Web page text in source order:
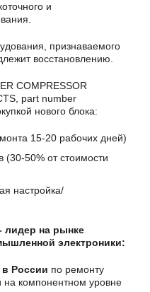
и
признаваемого
восстановлению.
COMPRESSOR
part number
нового блока:
15-20 рабочих дней)
50% от стоимости
настройка/
лидер на рынке
электроники:
России по ремонту
компонентном уровне